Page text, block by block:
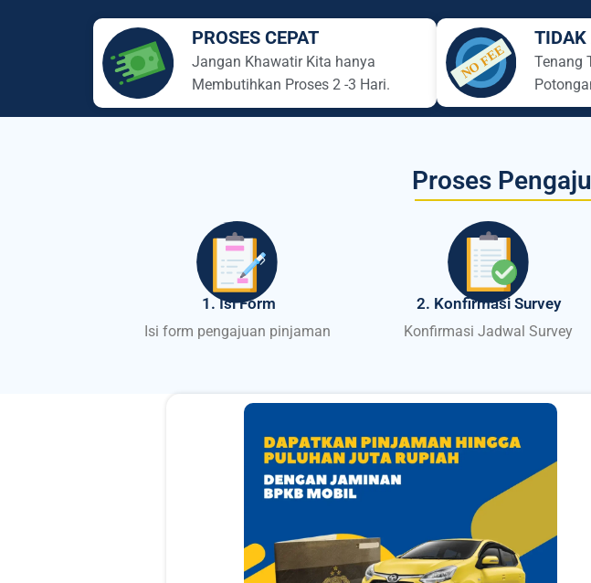
PROSES CEPAT
Jangan Khawatir Kita hanya
Membutihkan Proses 2 -3 Hari.
TIDAK
Tenang
Proses
1. Isi Form
Isi form pengajuan pinjaman
2. Konfirmasi Survey
Konfirmasi Jadwal Survey